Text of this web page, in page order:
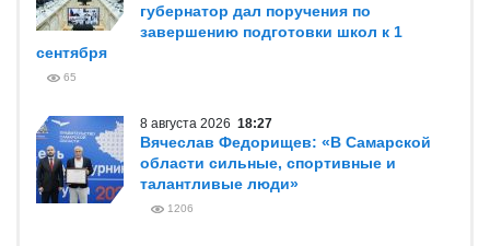
губернатор дал поручения по
завершению подготовки школ к 1
сентября
65
8 августа 2026 18:27
Вячеслав Федорищев: «В Самарской
области сильные, спортивные и
талантливые люди»
1206